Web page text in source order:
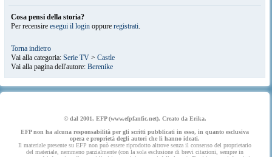
Cosa pensi della storia?
Per recensire esegui il login oppure registrati.
Torna indietro
Vai alla categoria: Serie TV > Castle
Vai alla pagina dell'autore: Berenike
© dal 2001, EFP (www.efpfanfic.net). Creato da Erika.
EFP non ha alcuna responsabilità per gli scritti pubblicati in esso, in quanto esclusiva
opera e proprietà degli autori che li hanno ideati.
Il materiale presente su EFP non può essere riprodotto altrove senza il consenso del proprietario
del materiale, nemmeno parzialmente (con la sola esclusione di brevi citazioni, sempre in